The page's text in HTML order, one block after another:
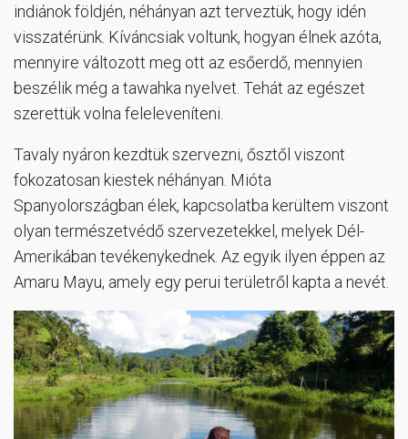
indiánok földjén, néhányan azt terveztük, hogy idén
visszatérünk. Kíváncsiak voltunk, hogyan élnek azóta,
mennyire változott meg ott az esőerdő, mennyien
beszélik még a tawahka nyelvet. Tehát az egészet
szerettük volna feleleveníteni.
Tavaly nyáron kezdtük szervezni, ősztől viszont
fokozatosan kiestek néhányan. Mióta
Spanyolországban élek, kapcsolatba kerültem viszont
olyan természetvédő szervezetekkel, melyek Dél-
Amerikában tevékenykednek. Az egyik ilyen éppen az
Amaru Mayu, amely egy perui területről kapta a nevét.